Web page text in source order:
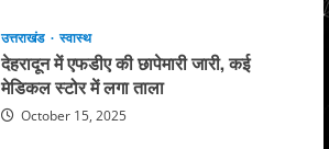
उत्तराखंड स्वास्थ
देहरादून में एफडीए की छापेमारी जारी, कई
मेडिकल स्टोर में लगा ताला
October 15, 2025